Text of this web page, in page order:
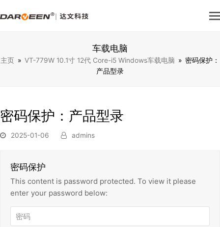
车载电脑
主页 » VT-779W 10.1寸 12代 Core-i5 Windows车载电脑 » 密码保护：
产品型录
密码保护：产品型录
2025-01-06 admins
密码保护
This content is password protected. To view it please
enter your password below: